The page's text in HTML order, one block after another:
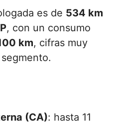
es de 534 km
, con un consumo
km, cifras muy
(CA): hasta 11